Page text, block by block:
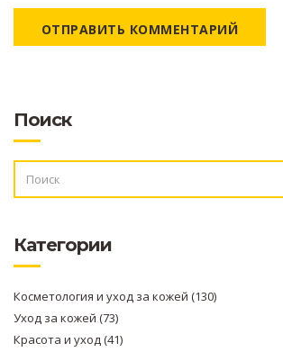
ОТПРАВИТЬ КОММЕНТАРИЙ
Поиск
Категории
Косметология и уход за кожей (130)
Уход за кожей (73)
Красота и уход(41)